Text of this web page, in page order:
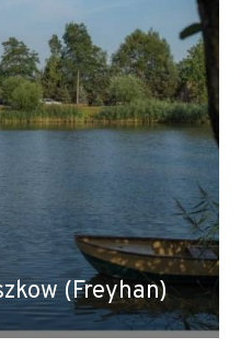
(Freyhan)